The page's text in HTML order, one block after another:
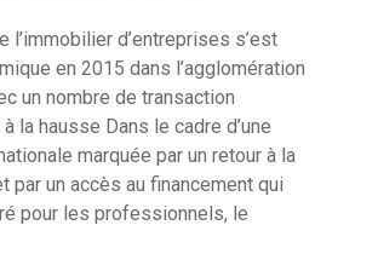
l’immobilier d’entreprises s’est
en 2015 dans l’agglomération
un nombre de transaction
la hausse Dans le cadre d’une
marquée par un retour à la
par un accès au financement qui
pour les professionnels, le